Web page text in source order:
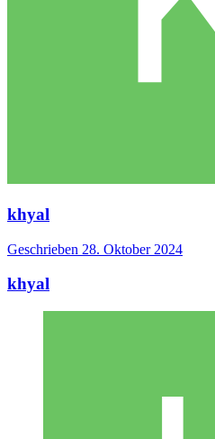
khyal
Geschrieben 28. Oktober 2024
khyal